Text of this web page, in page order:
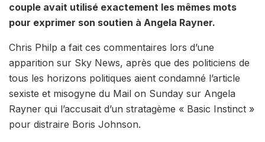
couple avait utilisé exactement les mêmes mots
pour exprimer son soutien à Angela Rayner.
Chris Philp a fait ces commentaires lors d’une
apparition sur Sky News, après que des politiciens de
tous les horizons politiques aient condamné l’article
sexiste et misogyne du Mail on Sunday sur Angela
Rayner qui l’accusait d’un stratagème « Basic Instinct »
pour distraire Boris Johnson.